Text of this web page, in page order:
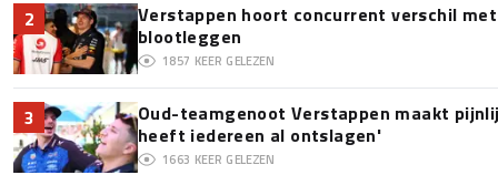
2
Verstappen hoort concurrent verschil
blootleggen
1857 KEER GELEZEN
3
Oud-teamgenoot Verstappen maakt
heeft iedereen al ontslagen'
1663 KEER GELEZEN